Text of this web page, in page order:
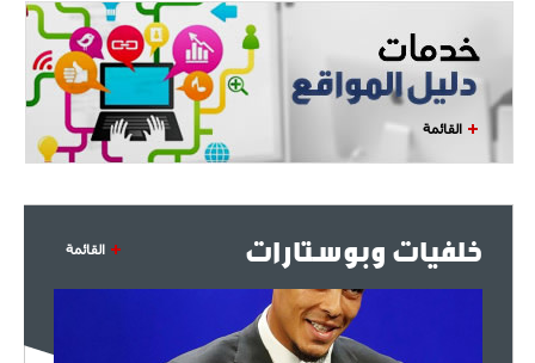
القائمة
خلفيات وبوستارات القائمة